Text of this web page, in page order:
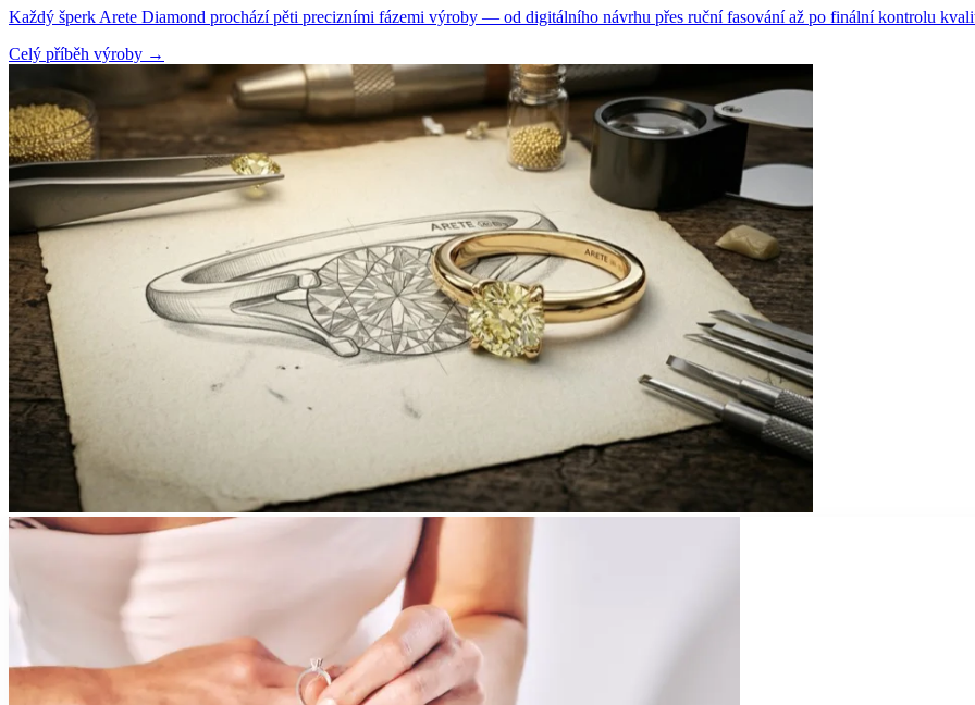
Každý šperk Arete Diamond prochází pěti precizními fázemi výroby — od digitálního návrhu přes ruční fasování až po finální kontrolu
Celý příběh výroby →